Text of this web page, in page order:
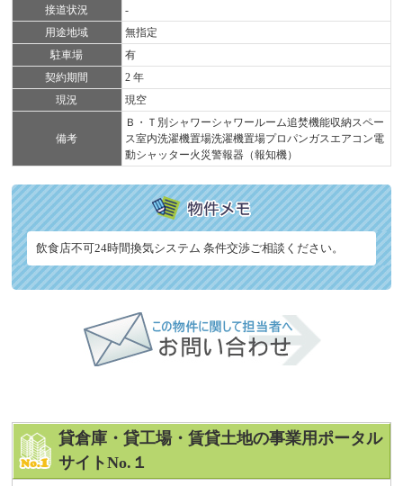
接道状況
-
用途地域
無指定
駐車場
有
契約期間
2 年
現況
現空
備考
Ｂ・Ｔ別シャワーシャワールーム追焚機能収納スペー
ス室内洗濯機置場洗濯機置場プロパンガスエアコン電
動シャッター火災警報器（報知機）
飲食店不可24時間換気システム 条件交渉ご相談ください。
貸倉庫・貸工場・賃貸土地の事業用ポータル
サイトNo.１